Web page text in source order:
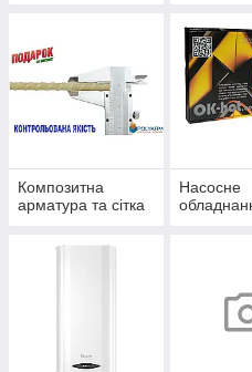
Композитна
арматура та сітка
Насосне